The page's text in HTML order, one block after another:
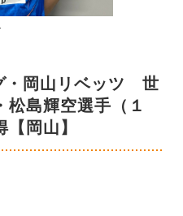
・岡山リベッツ 世
松島輝空選手（１
【岡山】